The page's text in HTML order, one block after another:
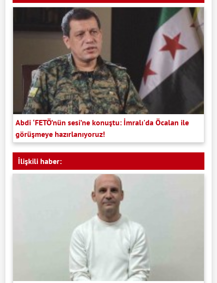
Abdi ‘FETÖ’nün sesi’ne konuştu: İmralı'da Öcalan ile
görüşmeye hazırlanıyoruz!
İlişkili haber: